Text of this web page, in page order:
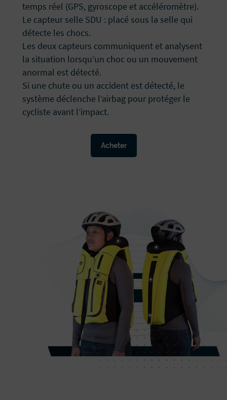
temps réel (GPS, gyroscope et accéléromètre).
Le capteur selle SDU : placé sous la selle qui
détecte les chocs.
Les deux capteurs communiquent et analysent
la situation lorsqu’un choc ou un mouvement
anormal est détecté.
Si une chute ou un accident est détecté, le
système déclenche l’airbag pour protéger le
cycliste avant l’impact.
Acheter